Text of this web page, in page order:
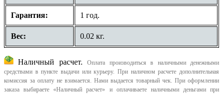
Гарантия: 1 год.
Вес: 0.02 кг.
Наличный расчет.
Оплата производиться в наличными денежными
средствами в пункте выдачи или курьеру. При наличном расчете дополнительная
комиссия за оплату не взимается. Нами выдается товарный чек. При оформлении
заказа выбираете «Наличный расчет» и оплачиваете наличными деньгами при